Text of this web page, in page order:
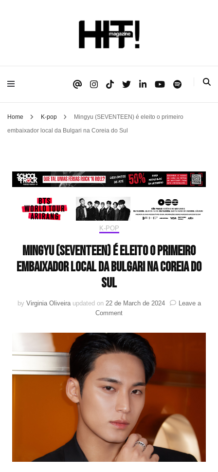
HIT!Magazine
Home K-pop
Mingyu (SEVENTEEN) é eleito o primeiro
embaixador local da Bulgari na Coreia do Sul
K-POP
Mingyu (SEVENTEEN) é eleito o primeiro
embaixador local da Bulgari na Coreia do
Sul
by Virginia Oliveira updated on 22 de March de 2024
Leave a
Commenton
(SEVENTEEN)
é
eleito
primeiro
embaixador
local
Bulgari
na
Coreia
do
Sul